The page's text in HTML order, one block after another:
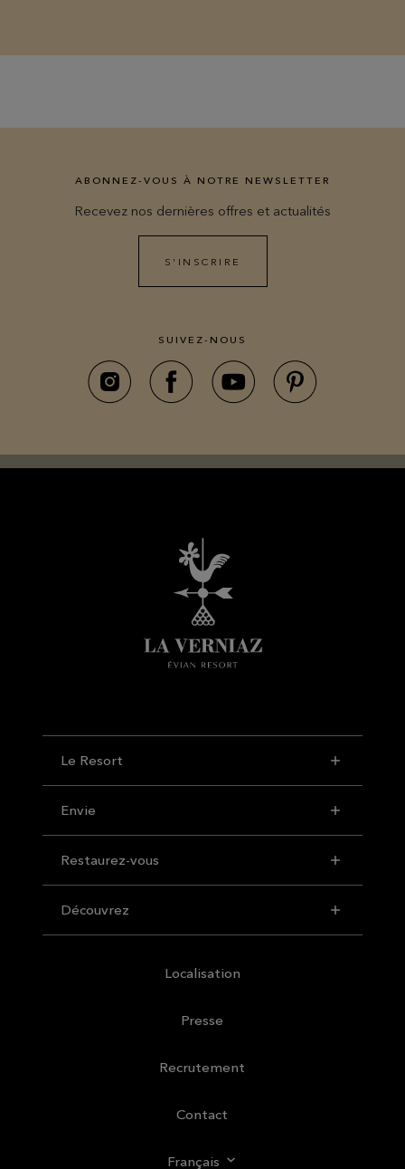
ABONNEZ-VOUS À NOTRE NEWSLETTER
Recevez nos dernières offres et actualités
S'INSCRIRE
SUIVEZ-NOUS
Le Resort
Envie
Restaurez-vous
Découvrez
Localisation
Presse
Recrutement
Contact
Français